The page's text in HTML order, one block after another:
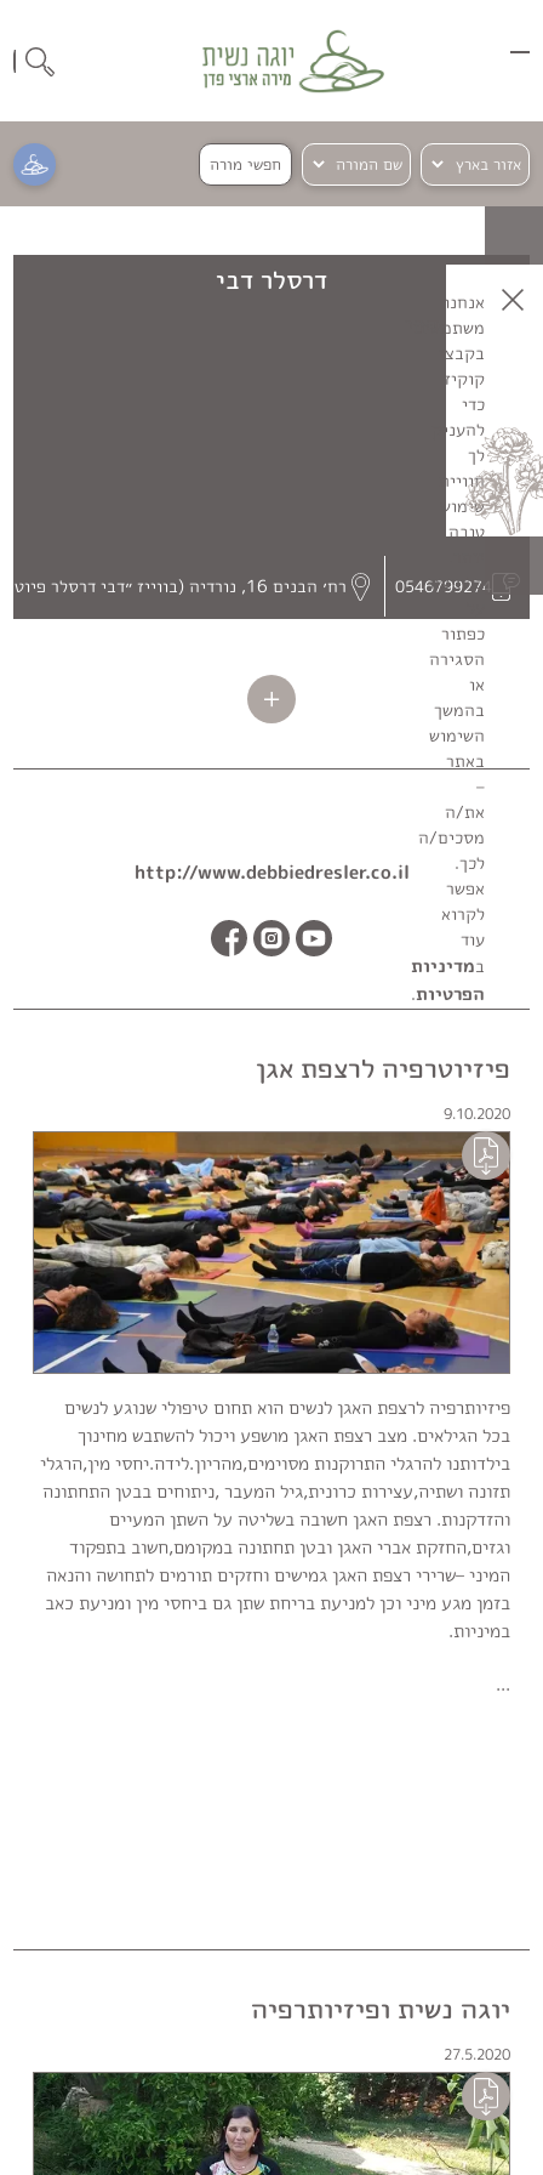
חפשי מורה
אנחנו
משתמשים
בקבצי
קוקיז
כדי
להעניק
לך
חוויית
שימוש
טובה
בלחיצה
כפתור
הסגירה
או
בהמשך
השימוש
באתר
–
את/ה
מסכים/ה
לכך.
אפשר
לקרוא
עוד
במדיניות
הפרטיות.
דרסלר דבי
0546799274 רח׳ הבנים 16, נורדיה (בווייז ״דבי דרסלר פיוטרפיה נורדיה״)
http://www.debbiedresler.co.il
פיזיוטרפיה לרצפת אגן
9.10.2020
...
פיזיותרפיה לרצפת האגן לנשים הוא תחום טיפולי שנוגע לנשים
בכל הגילאים. מצב רצפת האגן מושפע ויכול להשתבש מחינוך
בילדותנו להרגלי התרוקנות מסוימים,מהריון.לידה.יחסי מין,הרגלי
תזונה ושתיה,עצירות כרונית,גיל המעבר ,ניתוחים בבטן התחתונה
והזדקנות. רצפת האגן חשובה בשליטה על השתן המעיים
וגזים,החזקת אברי האגן ובטן תחתונה במקומם,חשוב בתפקוד
המיני –שרירי רצפת האגן גמישים וחזקים תורמים לתחושה והנאה
בזמן מגע מיני וכן למניעת בריחת שתן גם ביחסי מין ומניעת כאב
במיניות.
יוגה נשית ופיזיותרפיה
27.5.2020